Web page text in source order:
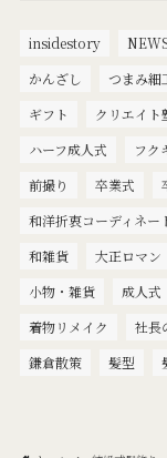
insidestory
かんざし
つまみ細
ギフト
クリエイト
ハーフ成人式
フク
前撮り
卒業式
和洋折衷コーディネー
和雑貨
大正ロマン
小物・雑貨
成人式
着物リメイク
社長
鎌倉散策
髪型